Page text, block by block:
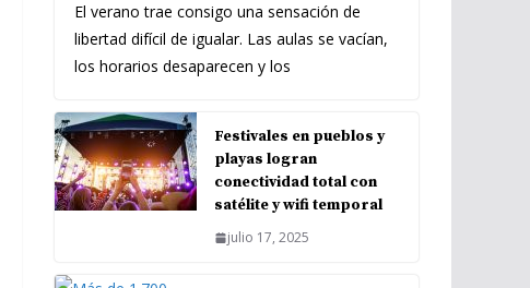
El verano trae consigo una sensación de
libertad difícil de igualar. Las aulas se vacían,
los horarios desaparecen y los
Festivales en pueblos y
playas logran
conectividad total con
satélite y wifi temporal
julio 17, 2025